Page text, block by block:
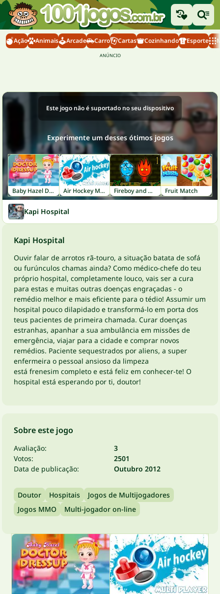
Ação Animais Arcade Carro Cartas Cozinhando Esporte
Este jogo não é suportado no seu dispositivo
Experimente um desses ótimos jogos
Baby Hazel Doctor Dressup Air Hockey Multiplayer Fireboy and Watergirl 1: Forest Temple Fruit Match
Kapi Hospital
Kapi Hospital
Ouvir falar de arrotos rã-touro, a situação batata de sofá
ou furúnculos chamas ainda? Como médico-chefe do teu
próprio hospital, completamente louco, vais ser a cura
para estas e muitas outras doenças engraçadas - o
remédio melhor e mais eficiente para o tédio! Assumir um
hospital pouco dilapidado e transformá-lo em porta dos
teus pacientes de primeira chamada. Curar doenças
estranhas, apanhar a sua ambulância em missões de
emergência, viajar para a cidade e comprar novos
remédios. Paciente sequestrados por aliens, a super
enfermeira o pessoal ansioso da limpeza
está frenesim completo e está feliz em conhecer-te! O
hospital está esperando por ti, doutor!
Sobre este jogo
Avaliação:
3
Votos:
2501
Data de publicação:
Outubro 2012
Doutor Hospitais
Jogos de Multijogadores
Jogos MMO
Multi-jogador on-line